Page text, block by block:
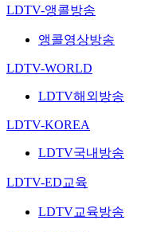
LDTV-앵콜방송
앵콜영상방송
LDTV-WORLD
LDTV해외방송
LDTV-KOREA
LDTV국내방송
LDTV-ED교육
LDTV교육방송